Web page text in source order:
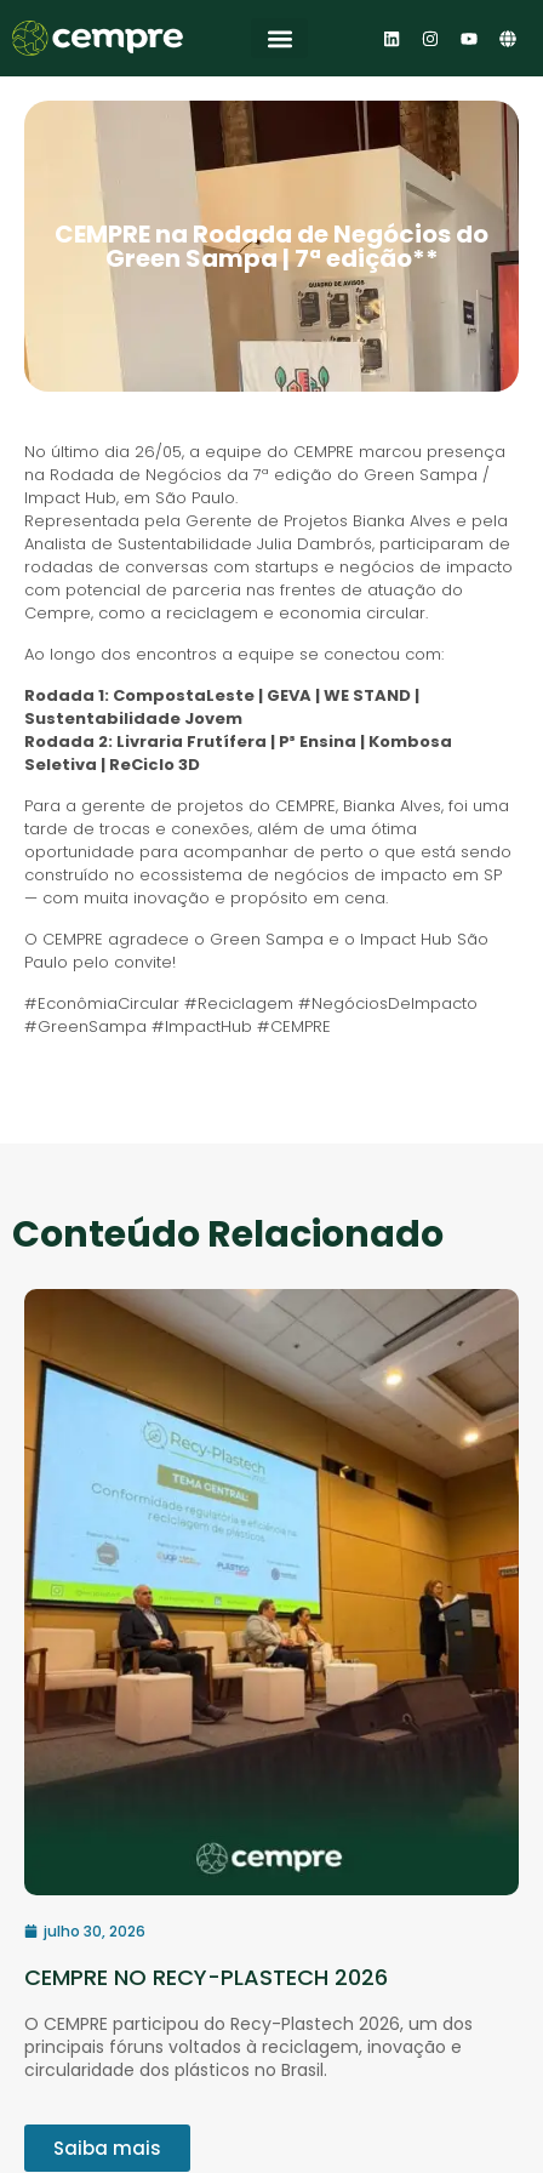
CEMPRE na Rodada de Negócios do
Green Sampa | 7ª edição**
No último dia 26/05, a equipe do CEMPRE marcou presença
na Rodada de Negócios da 7ª edição do Green Sampa /
Impact Hub, em São Paulo.
Representada pela Gerente de Projetos Bianka Alves e pela
Analista de Sustentabilidade Julia Dambrós, participaram de
rodadas de conversas com startups e negócios de impacto
com potencial de parceria nas frentes de atuação do
Cempre, como a reciclagem e economia circular.
Ao longo dos encontros a equipe se conectou com:
Rodada 1: CompostaLeste | GEVA | WE STAND |
Sustentabilidade Jovem
Rodada 2: Livraria Frutífera | P³ Ensina | Kombosa
Seletiva | ReCiclo 3D
Para a gerente de projetos do CEMPRE, Bianka Alves, foi uma
tarde de trocas e conexões, além de uma ótima
oportunidade para acompanhar de perto o que está sendo
construído no ecossistema de negócios de impacto em SP
— com muita inovação e propósito em cena.
O CEMPRE agradece o Green Sampa e o Impact Hub São
Paulo pelo convite!
#EconômiaCircular #Reciclagem #NegóciosDeImpacto
#GreenSampa #ImpactHub #CEMPRE
Conteúdo Relacionado
julho 30, 2026
CEMPRE NO RECY-PLASTECH 2026
O CEMPRE participou do Recy-Plastech 2026, um dos
principais fóruns voltados à reciclagem, inovação e
circularidade dos plásticos no Brasil.
Saiba mais